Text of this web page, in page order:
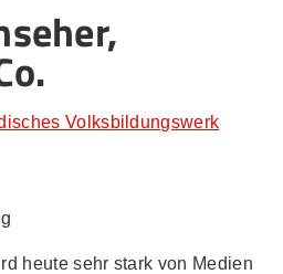
Volksbildungswerk
heute sehr stark von Medien